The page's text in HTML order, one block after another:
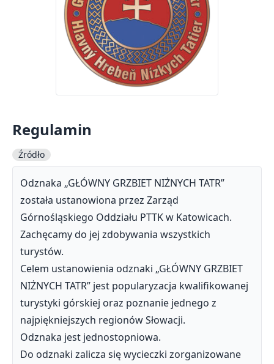
Regulamin
Źródło
Odznaka „GŁÓWNY GRZBIET NIŻNYCH TATR”
została ustanowiona przez Zarząd
Górnośląskiego Oddziału PTTK w Katowicach.
Zachęcamy do jej zdobywania wszystkich
turystów.
Celem ustanowienia odznaki „GŁÓWNY GRZBIET
NIŻNYCH TATR” jest popularyzacja kwalifikowanej
turystyki górskiej oraz poznanie jednego z
najpiękniejszych regionów Słowacji.
Odznaka jest jednostopniowa.
Do odznaki zalicza się wycieczki zorganizowane